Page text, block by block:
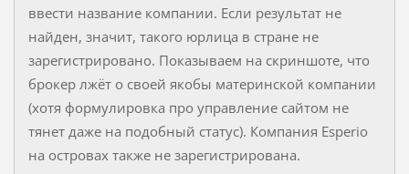
ввести название компании. Если результат не
найден, значит, такого юрлица в стране не
зарегистрировано. Показываем на скриншоте, что
брокер лжёт о своей якобы материнской компании
(хотя формулировка про управление сайтом не
тянет даже на подобный статус). Компания Esperio
на островах также не зарегистрирована.